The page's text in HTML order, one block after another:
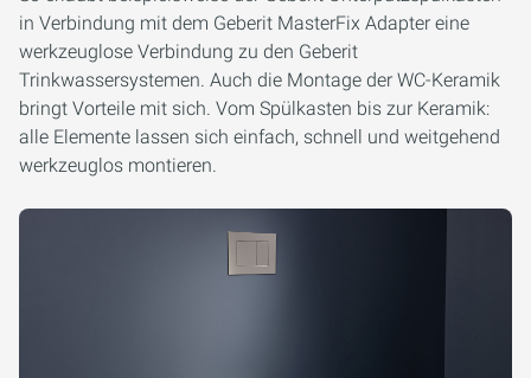
in Verbindung mit dem Geberit MasterFix Adapter eine
werkzeuglose Verbindung zu den Geberit
Trinkwassersystemen. Auch die Montage der WC-Keramik
bringt Vorteile mit sich. Vom Spülkasten bis zur Keramik:
alle Elemente lassen sich einfach, schnell und weitgehend
werkzeuglos montieren.